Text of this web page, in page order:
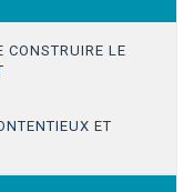
CONSTRUIRE LE
ET